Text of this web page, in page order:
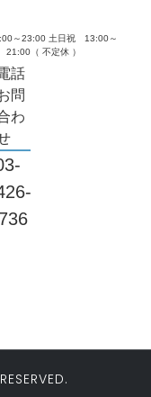
～23:00 土日祝 13:00～
21:00（ 不定休 ）
話
問
わ